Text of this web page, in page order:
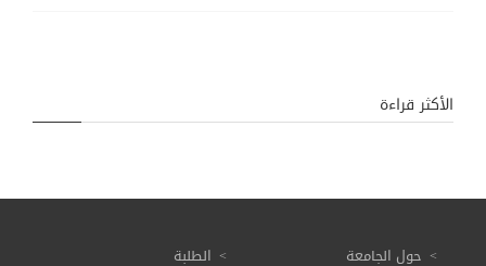
الأكثر قراءة
حول الجامعة الطلبة